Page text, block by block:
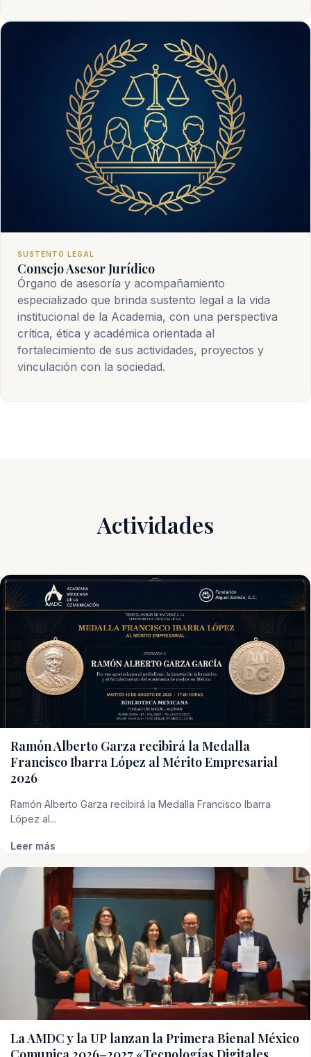
SUSTENTO LEGAL
Consejo Asesor Jurídico
Órgano de asesoría y acompañamiento
especializado que brinda sustento legal a la vida
institucional de la Academia, con una perspectiva
crítica, ética y académica orientada al
fortalecimiento de sus actividades, proyectos y
vinculación con la sociedad.
Actividades
Ramón Alberto Garza recibirá la Medalla
Francisco Ibarra López al Mérito Empresarial
2026
Ramón Alberto Garza recibirá la Medalla Francisco Ibarra
López al...
Leer más
La AMDC y la UP lanzan la Primera Bienal México